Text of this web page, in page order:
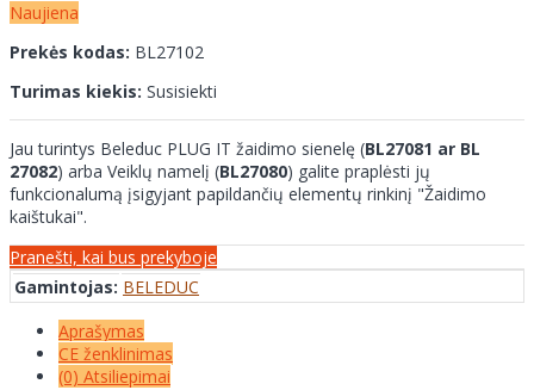
Naujiena
Prekės kodas: BL27102
Turimas kiekis: Susisiekti
Jau turintys Beleduc PLUG IT žaidimo sienelę (BL27081 ar BL
27082) arba Veiklų namelį (BL27080) galite praplėsti jų
funkcionalumą įsigyjant papildančių elementų rinkinį "Žaidimo
kaištukai".
Pranešti, kai bus prekyboje
Gamintojas: BELEDUC
Aprašymas
CE ženklinimas
(0) Atsiliepimai